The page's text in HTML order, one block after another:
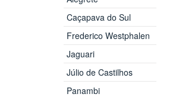
Caçapava do Sul
Frederico Westphalen
Jaguari
Júlio de Castilhos
Panambi